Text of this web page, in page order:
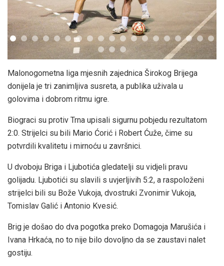
Malonogometna liga mjesnih zajednica Širokog Brijega
donijela je tri zanimljiva susreta, a publika uživala u
golovima i dobrom ritmu igre.
Biograci su protiv Trna upisali sigurnu pobjedu rezultatom
2:0. Strijelci su bili Mario Ćorić i Robert Ćuže, čime su
potvrdili kvalitetu i mirnoću u završnici.
U dvoboju Briga i Ljubotića gledatelji su vidjeli pravu
golijadu. Ljubotići su slavili s uvjerljivih 5:2, a raspoloženi
strijelci bili su Bože Vukoja, dvostruki Zvonimir Vukoja,
Tomislav Galić i Antonio Kvesić.
Brig je došao do dva pogotka preko Domagoja Marušića i
Ivana Hrkaća, no to nije bilo dovoljno da se zaustavi nalet
gostiju.